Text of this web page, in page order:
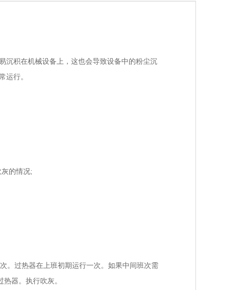
积在机械设备上，这也会导致设备中的粉尘沉
运行。
的情况;
过热器在上班初期运行一次。如果中间班次需
器。执行吹灰。